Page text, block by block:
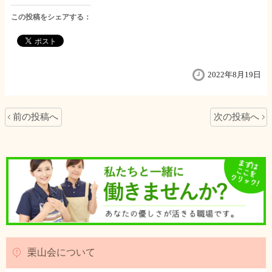
この投稿をシェアする：
2022年8月19日
前の投稿へ 次の投稿へ
栗山会について